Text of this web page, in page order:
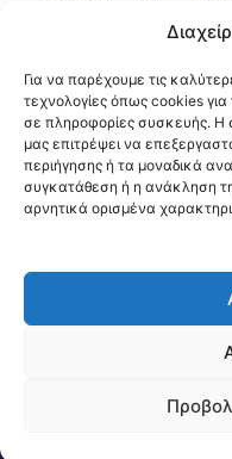
Για να παρέχουμε τις
τεχνολογίες όπως cookies
σε πληροφορίες συσκευής. Η
μας επιτρέψει να
περιήγησης ή τα μοναδικά
συγκατάθεση ή η ανάκληση
αρνητικά ορισμένα
Σημειώνεται ότι η
μεταφερθεί στο τρέχον
2021-2027» για
αριθμ. πρωτ. 589/
Πρόσκληση της ΕΥΔ
και την υπ’ αριθμ. πρωτ.
Πράξης του
@2026
Θεσσαλονίκη,
04422